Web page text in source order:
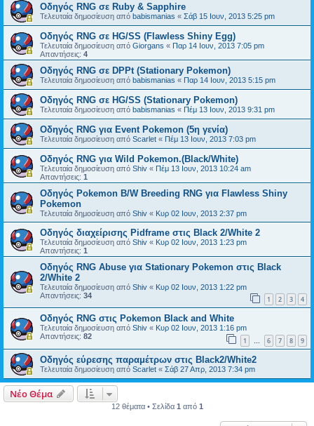
Οδηγός RNG σε Ruby & Sapphire
Τελευταία δημοσίευση από babismanias « Σάβ 15 Ιουν, 2013 5:25 pm
Οδηγός RNG σε ΗG/SS (Flawless Shiny Egg)
Τελευταία δημοσίευση από Giorgans « Παρ 14 Ιουν, 2013 7:05 pm
Απαντήσεις: 4
Οδηγός RNG σε DPPt (Stationary Pokemon)
Τελευταία δημοσίευση από babismanias « Παρ 14 Ιουν, 2013 5:15 pm
Οδηγός RNG σε ΗG/SS (Stationary Pokemon)
Τελευταία δημοσίευση από babismanias « Πέμ 13 Ιουν, 2013 9:31 pm
Οδηγός RNG για Event Pokemon (5η γενία)
Τελευταία δημοσίευση από Scarlet « Πέμ 13 Ιουν, 2013 7:03 pm
Οδηγός RNG για Wild Pokemon.(Black/White)
Τελευταία δημοσίευση από Shiv « Πέμ 13 Ιουν, 2013 10:24 am
Απαντήσεις: 1
Οδηγός Pokemon B/W Breeding RNG για Flawless Shiny
Pokemon
Τελευταία δημοσίευση από Shiv « Κυρ 02 Ιουν, 2013 2:37 pm
Οδηγός διαχείρισης Pidframe στις Black 2/White 2
Τελευταία δημοσίευση από Shiv « Κυρ 02 Ιουν, 2013 1:23 pm
Απαντήσεις: 1
Οδηγός RNG Abuse για Stationary Pokemon στις Black
2/White 2
Τελευταία δημοσίευση από Shiv « Κυρ 02 Ιουν, 2013 1:22 pm
Απαντήσεις: 34 1 2 3 4
Οδηγός RNG στις Pokemon Black and White
Τελευταία δημοσίευση από Shiv « Κυρ 02 Ιουν, 2013 1:16 pm
Απαντήσεις: 82 1 … 6 7 8 9
Οδηγός εύρεσης παραμέτρων στις Black2/White2
Τελευταία δημοσίευση από Scarlet « Σάβ 27 Απρ, 2013 7:34 pm
Νέο Θέμα
12 θέματα • Σελίδα 1 από 1